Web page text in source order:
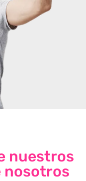
nuestros
nosotros